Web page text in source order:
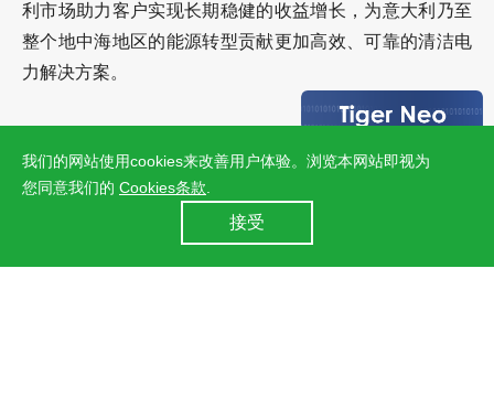
利市场助力客户实现长期稳健的收益增长，为意大利乃至
整个地中海地区的能源转型贡献更加高效、可靠的清洁电
力解决方案。
此次与意大利客户的成功签约，不仅标志着晶科能源在全
球光伏市场的进一步拓展与深化，更为地中海地区的光伏
产业发展树立了新的标杆，引领着行业向更高效、更经
我们的网站使用cookies来改善用户体验。浏览本网站即视为
您同意我们的 Cookies条款
接受